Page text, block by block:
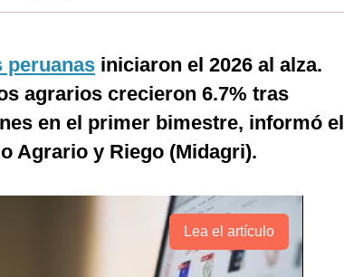
peruanas iniciaron el 2026 al alza.
agrarios crecieron 6.7% tras
en el primer bimestre, informó el
Agrario y Riego (Midagri).
Lea el artículo